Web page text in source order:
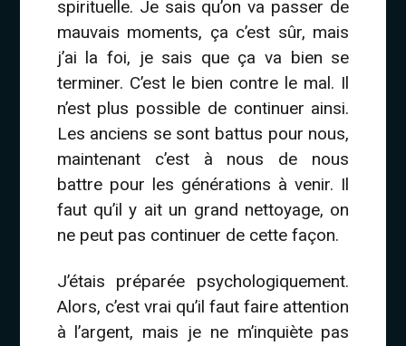
spirituelle. Je sais qu’on va passer de
mauvais moments, ça c’est sûr, mais
j’ai la foi, je sais que ça va bien se
terminer. C’est le bien contre le mal. Il
n’est plus possible de continuer ainsi.
Les anciens se sont battus pour nous,
maintenant c’est à nous de nous
battre pour les générations à venir. Il
faut qu’il y ait un grand nettoyage, on
ne peut pas continuer de cette façon.
J’étais préparée psychologiquement.
Alors, c’est vrai qu’il faut faire attention
à l’argent, mais je ne m’inquiète pas